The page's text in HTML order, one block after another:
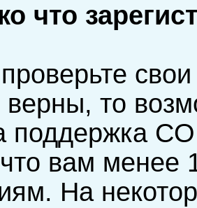
что
верны, то
поддержка
вам менее
На